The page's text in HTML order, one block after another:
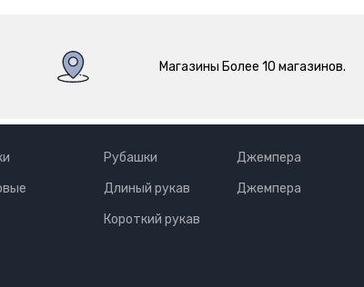
Магазины Более 10 магазинов.
Рубашки
Длиный рукав
Короткий рукав
Джемпера
Джемпера